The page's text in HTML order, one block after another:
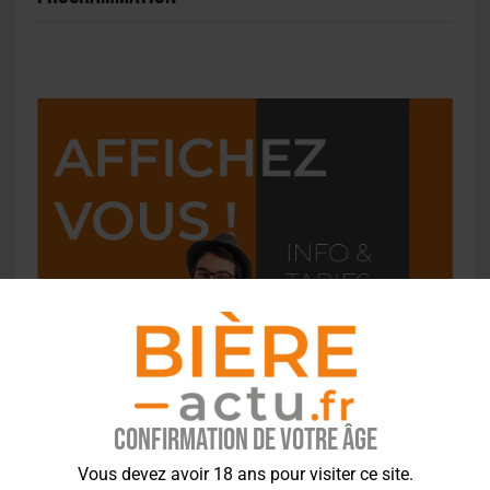
Confirmation de votre âge
Vous devez avoir 18 ans pour visiter ce site.